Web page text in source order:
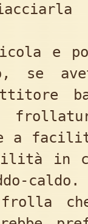
e
se
o
a
in
frolla